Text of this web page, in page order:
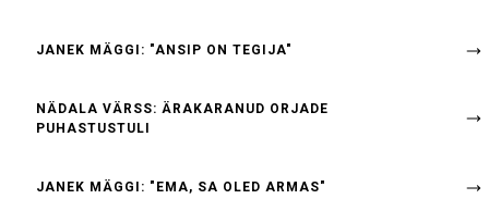
JANEK MÄGGI: "ANSIP ON TEGIJA"
NÄDALA VÄRSS: ÄRAKARANUD ORJADE
PUHASTUSTULI
JANEK MÄGGI: "EMA, SA OLED ARMAS"